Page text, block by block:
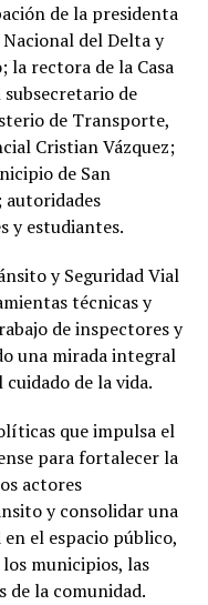
de la presidenta
del Delta y
rectora de la Casa
de
de Transporte,
Cristian Vázquez;
de San
y estudiantes.
y Seguridad Vial
técnicas y
de inspectores y
una mirada integral
de la vida.
que impulsa el
para fortalecer la
actores
y consolidar una
el espacio público,
municipios, las
de la comunidad.